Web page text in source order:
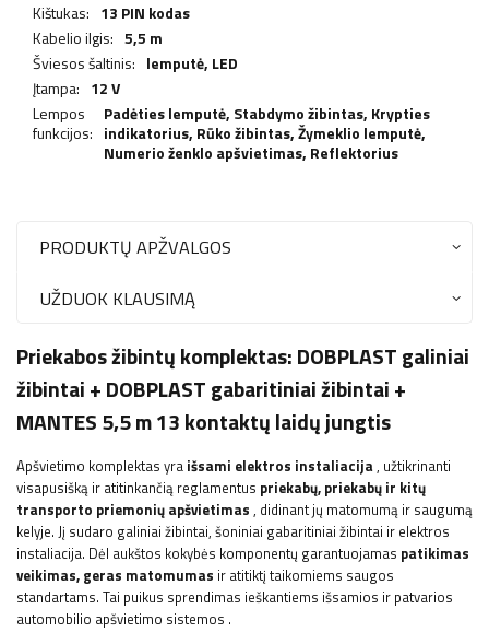
Kištukas: 13 PIN kodas
Kabelio ilgis: 5,5 m
Šviesos šaltinis: lemputė, LED
Įtampa: 12 V
Lempos
funkcijos:
Padėties lemputė, Stabdymo žibintas, Krypties
indikatorius, Rūko žibintas,Žymeklio lemputė,
Numerio ženklo apšvietimas, Reflektorius
PRODUKTŲ APŽVALGOS
UŽDUOK KLAUSIMĄ
Priekabos žibintų komplektas: DOBPLAST galiniai
žibintai + DOBPLAST gabaritiniai žibintai +
MANTES 5,5 m 13 kontaktų laidų jungtis
Apšvietimo komplektas yra išsami elektros instaliacija, užtikrinanti
visapusišką ir atitinkančią reglamentus priekabų, priekabų ir kitų
transporto priemonių apšvietimas , didinant jų matomumą ir saugumą
kelyje. Jį sudaro galiniai žibintai, šoniniai gabaritiniai žibintai ir elektros
instaliacija. Dėl aukštos kokybės komponentų garantuojamas patikimas
veikimas, geras matomumas ir atitiktį taikomiems saugos
standartams. Tai puikus sprendimas ieškantiems išsamios ir patvarios
automobilio apšvietimo sistemos .